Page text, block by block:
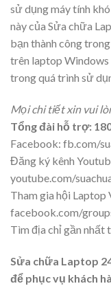
sử dụng máy tính
này của Sửa chữa
bạn thành công
trên laptop Windows
trong quá trình sử
Mọi chi tiết xin vui
Tổng đài hỗ trợ:
Facebook: fb.com/
Đăng ký kênh
youtube.com/
Tham gia hội
facebook.com/
Tìm địa chỉ gần nhất
Sửa chữa Laptop
để phục vụ khách